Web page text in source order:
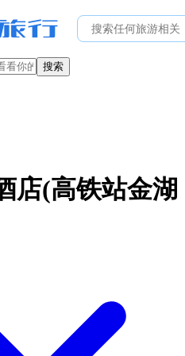
搜索
店(高铁站金湖